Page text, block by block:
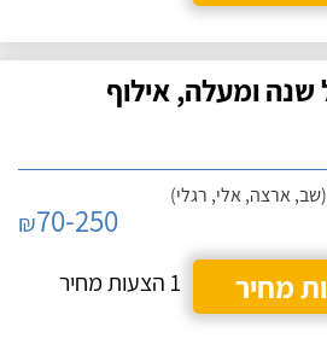
שנה ומעלה, אילוף
ארצה, אלי, רגלי)
₪70-250
מחיר
1 הצעות מחיר